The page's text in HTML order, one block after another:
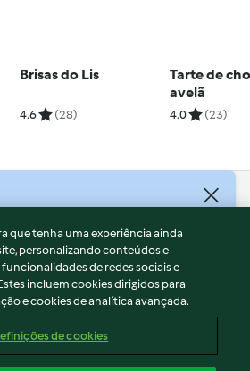
Brisas do Lis
4.6 (28)
Tarte de
avelã
4.0 (23)
Dados
que tenha uma experiência ainda
personalizando conteúdos e
de redes sociais e
incluem cookies dirigidos para
e cookies de analítica avançada.
de cookies